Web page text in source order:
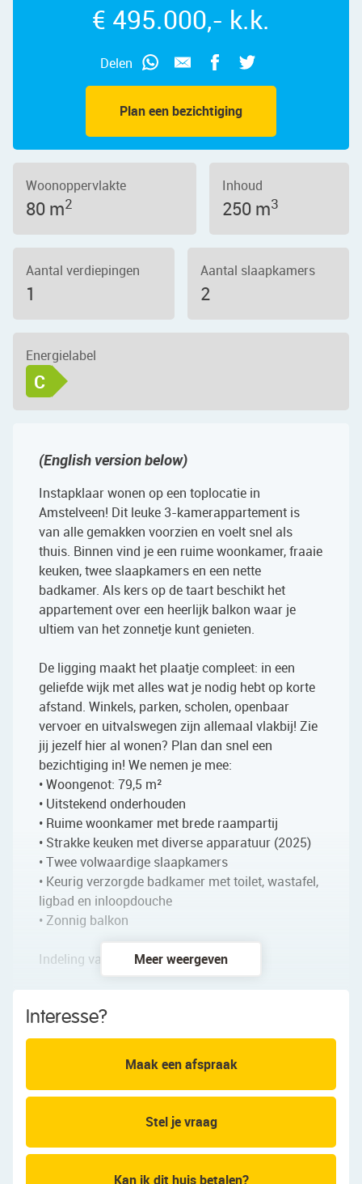
Plan een bezichtiging
Delen
€ 495.000,- k.k.
Woonoppervlakte
80 m2
Inhoud
250 m3
Aantal verdiepingen
1
Aantal slaapkamers
2
Energielabel
C
(English version below)
Instapklaar wonen op een toplocatie in
Amstelveen! Dit leuke 3-kamerappartement is
van alle gemakken voorzien en voelt snel als
thuis. Binnen vind je een ruime woonkamer, fraaie
keuken, twee slaapkamers en een nette
badkamer. Als kers op de taart beschikt het
appartement over een heerlijk balkon waar je
ultiem van het zonnetje kunt genieten.
De ligging maakt het plaatje compleet: in een
geliefde wijk met alles wat je nodig hebt op korte
afstand. Winkels, parken, scholen, openbaar
vervoer en uitvalswegen zijn allemaal vlakbij! Zie
jij jezelf hier al wonen? Plan dan snel een
bezichtiging in! We nemen je mee:
• Woongenot: 79,5 m²
• Uitstekend onderhouden
• Ruime woonkamer met brede raampartij
• Strakke keuken met diverse apparatuur (2025)
• Twee volwaardige slaapkamers
• Keurig verzorgde badkamer met toilet, wastafel,
ligbad en inloopdouche
• Zonnig balkon
Indeling van het appartement:
Gezamenlijke entree met brievenbussen,
trappenhuis en lift.
Achter de voordeur van het appartement bevindt
zich een kleine entreehal met de meterkast en
toegang tot de tweede hal. Vanuit de tweede hal
zijn alle vertrekken bereikbaar. De woonkamer
vormt het hart van het appartement en biedt
Meer weergeven
Interesse?
Maak een afspraak
Stel je vraag
Kan ik dit huis betalen?